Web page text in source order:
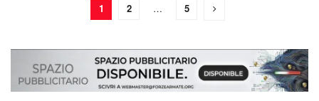
1 2 … 5